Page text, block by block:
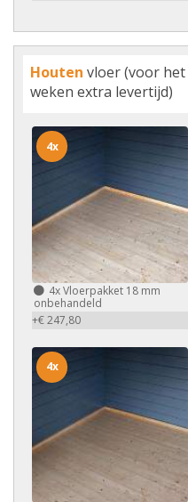
Houten vloer (voor
weken extra levertijd)
4xVloerpakket 18 mm
onbehandeld
+€ 247,80
4x
4x